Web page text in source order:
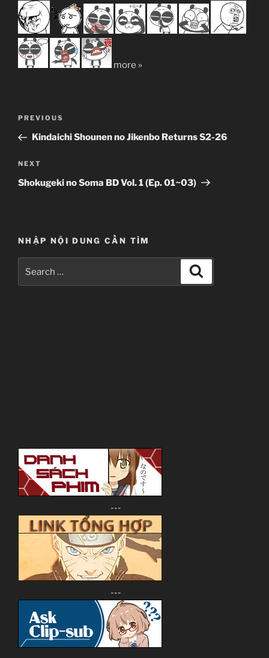
more »
Previous
Post
PREVIOUS
Kindaichi Shounen no Jikenbo Returns S2-26
Next
Post
NEXT
Shokugeki no Soma BD Vol. 1 (Ep. 01~03)
NHẬP NỘI DUNG CẦN TÌM
---
---